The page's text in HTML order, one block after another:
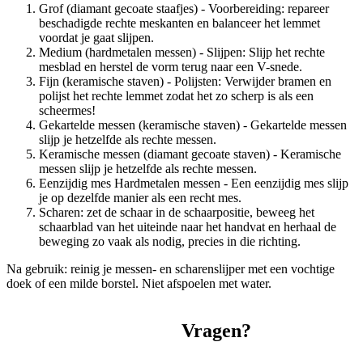
Grof (diamant gecoate staafjes) - Voorbereiding: repareer
beschadigde rechte meskanten en balanceer het lemmet
voordat je gaat slijpen.
Medium (hardmetalen messen) - Slijpen: Slijp het rechte
mesblad en herstel de vorm terug naar een V-snede.
Fijn (keramische staven) - Polijsten: Verwijder bramen en
polijst het rechte lemmet zodat het zo scherp is als een
scheermes!
Gekartelde messen (keramische staven) - Gekartelde messen
slijp je hetzelfde als rechte messen.
Keramische messen (diamant gecoate staven) - Keramische
messen slijp je hetzelfde als rechte messen.
Eenzijdig mes Hardmetalen messen - Een eenzijdig mes slijp
je op dezelfde manier als een recht mes.
Scharen: zet de schaar in de schaarpositie, beweeg het
schaarblad van het uiteinde naar het handvat en herhaal de
beweging zo vaak als nodig, precies in die richting.
Na gebruik: reinig je messen- en scharenslijper met een vochtige
doek of een milde borstel. Niet afspoelen met water.
Vragen?